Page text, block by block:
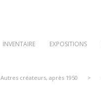
INVENTAIRE EXPOSITIONS
Autres créateurs, après 1950 >